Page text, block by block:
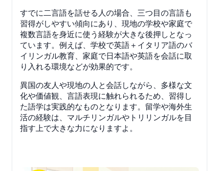
すでに二言語を話せる人の場合、三つ目の言語も
習得がしやすい傾向にあり、現地の学校や家庭で
複数言語を身近に使う経験が大きな後押しとなっ
ています。例えば、学校で英語＋イタリア語のバ
イリンガル教育、家庭で日本語や英語を会話に取
り入れる環境などが効果的です。
異国の友人や現地の人と会話しながら、多様な文
化や価値観、言語表現に触れられるため、習得し
た語学は実践的なものとなります。留学や海外生
活の経験は、マルチリンガルやトリリンガルを目
指す上で大きな力になりますよ。